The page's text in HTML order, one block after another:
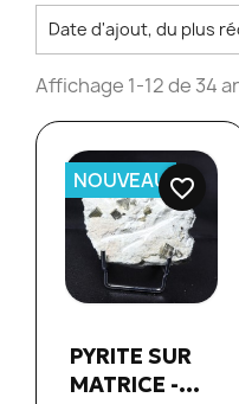
Date d'ajout, du plus
Affichage 1-12 de 34
rapide
PYRITE SUR
MATRICE -...
NOUVEAUfavorite_border